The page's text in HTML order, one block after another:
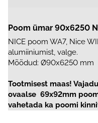
Poom ümar 90x6250
NICE poom WA7, Nice
alumiiniumist, valge.
Mõõdud: Ø90x6250 mm
Tootmisest maas!
ovaalse 69x92mm
vahetada ka poomi